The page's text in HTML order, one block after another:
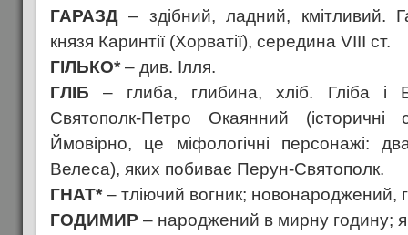
ГАРАЗД – здібний, ладний, кмітливий.
князя Каринтії (Хорватії), середина VIII ст.
ГІЛЬКО*– див. Ілля.
ГЛІБ – глиба, глибина, хліб. Гліба і
Святополк-Петро Окаянний
Ймовірно, це міфологічні персонажі:
Велеса), яких побиває Перун-Святополк.
ГНАТ*– тліючий вогник; новонароджений,
ГОДИМИР – народжений в мирну годину;